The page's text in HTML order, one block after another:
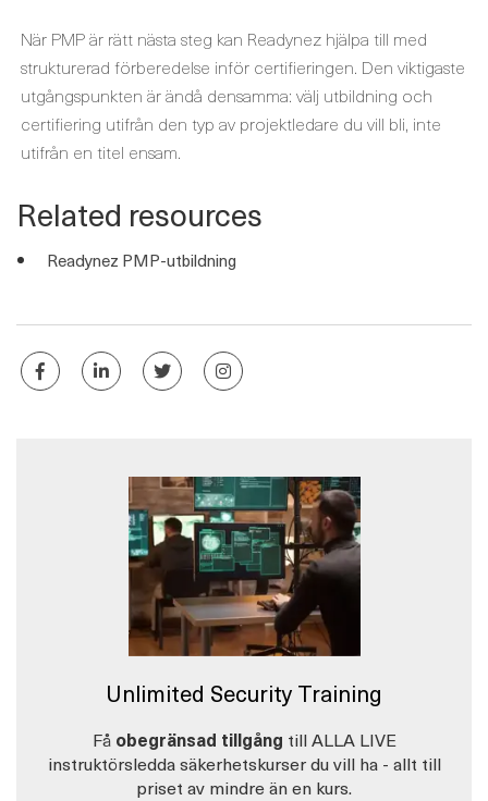
När PMP är rätt nästa steg kan Readynez hjälpa till med
strukturerad förberedelse inför certifieringen. Den viktigaste
utgångspunkten är ändå densamma: välj utbildning och
certifiering utifrån den typ av projektledare du vill bli, inte
utifrån en titel ensam.
Related resources
Readynez PMP-utbildning
Unlimited Security Training
Få obegränsad tillgång till ALLA LIVE
instruktörsledda säkerhetskurser du vill ha - allt till
priset av mindre än en kurs.